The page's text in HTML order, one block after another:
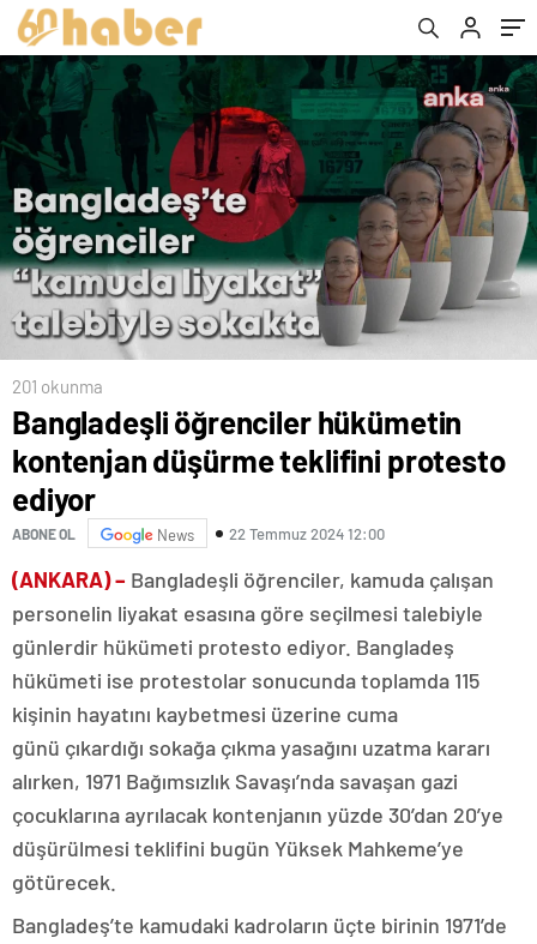
201 okunma
Bangladeşli öğrenciler hükümetin
kontenjan düşürme teklifini protesto
ediyor
ABONE OL News 22 Temmuz 2024 12:00
(ANKARA) – Bangladeşli öğrenciler, kamuda çalışan
personelin liyakat esasına göre seçilmesi talebiyle
günlerdir hükümeti protesto ediyor. Bangladeş
hükümeti ise protestolar sonucunda toplamda 115
kişinin hayatını kaybetmesi üzerine cuma
günü çıkardığı sokağa çıkma yasağını uzatma kararı
alırken, 1971 Bağımsızlık Savaşı’nda savaşan gazi
çocuklarına ayrılacak kontenjanın yüzde 30’dan 20’ye
düşürülmesi teklifini bugün Yüksek Mahkeme’ye
götürecek.
Bangladeş’te kamudaki kadroların üçte birinin 1971’de